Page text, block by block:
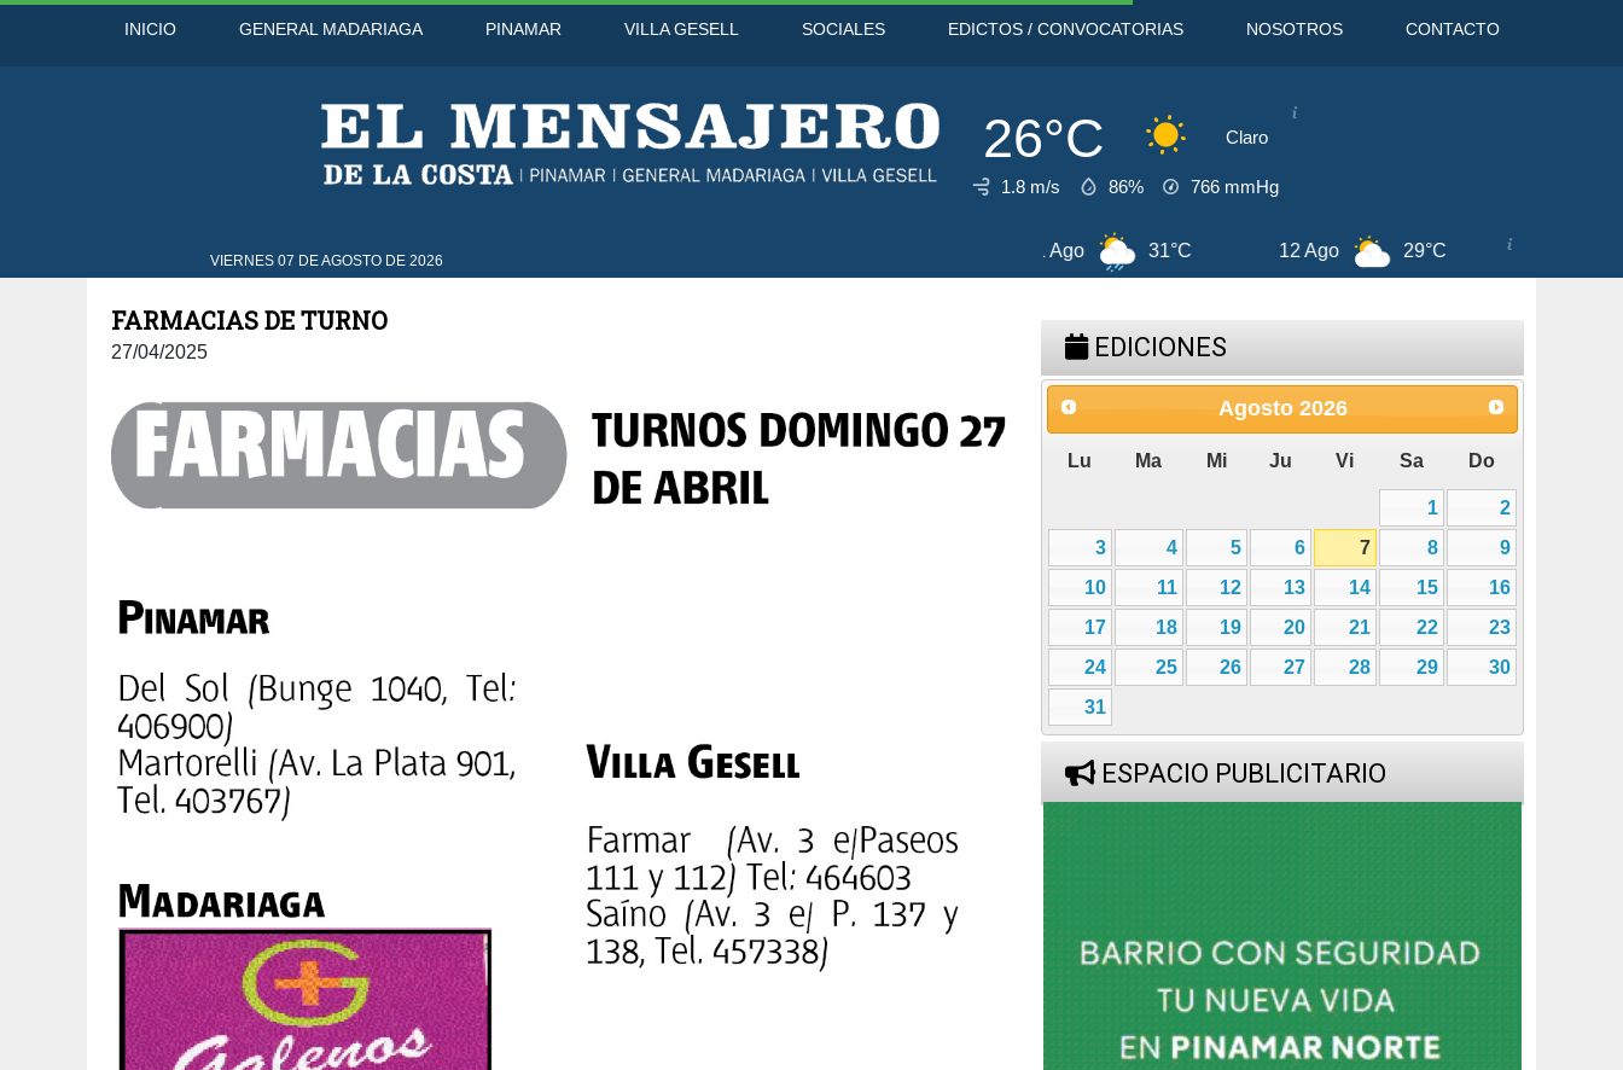
INICIO GENERAL MADARIAGA PINAMAR VILLA GESELL SOCIALES EDICTOS / CONVOCATORIAS NOSOTROS CONTACTO
26°C Claro
1.8 m/s 86% 766 mmHg
VIERNES 07 DE AGOSTO DE 2026
8 Ago 31°C 31°C 29°C 13 Ago
FARMACIAS DE TURNO
27/04/2025 EDICIONES
Agosto 2026
Lu Ma Mi Ju Vi Sa Do
1
2
3
4 5 6 7 8
9
10
11 12 13 14 15
16
17
18 19 20 21 22
23
24
25 26 27 28 29
30
31
ESPACIO PUBLICITARIO